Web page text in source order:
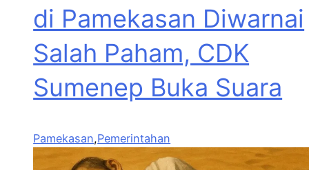
di Pamekasan Diwarnai
Salah Paham, CDK
Sumenep Buka Suara
Pamekasan,Pemerintahan